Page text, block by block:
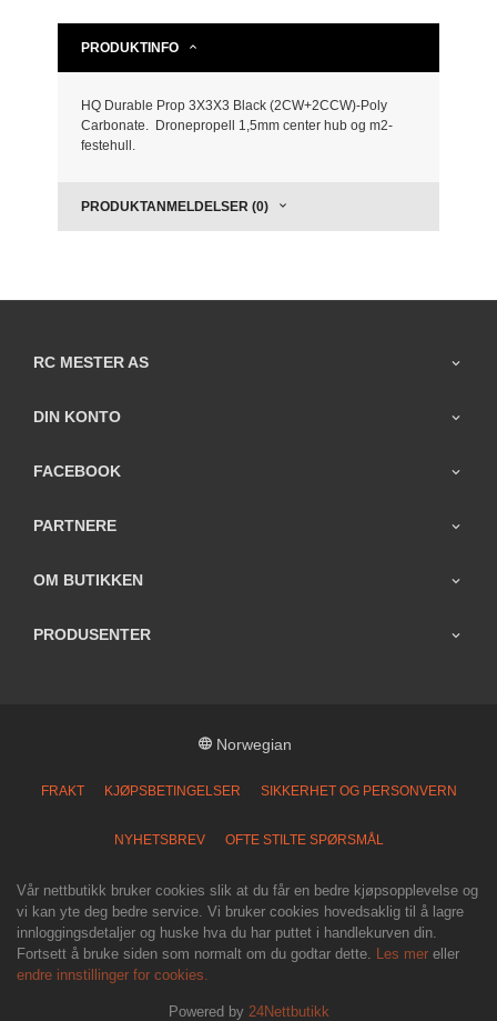
PRODUKTINFO
HQ Durable Prop 3X3X3 Black (2CW+2CCW)-Poly
Carbonate. Dronepropell 1,5mm center hub og m2-
festehull.
PRODUKTANMELDELSER (0)
RC MESTER AS
DIN KONTO
FACEBOOK
PARTNERE
OM BUTIKKEN
PRODUSENTER
Norwegian
FRAKT KJØPSBETINGELSER SIKKERHET OG PERSONVERN
NYHETSBREV OFTE STILTE SPØRSMÅL
Vår nettbutikk bruker cookies slik at du får en bedre kjøpsopplevelse og
vi kan yte deg bedre service. Vi bruker cookies hovedsaklig til å lagre
innloggingsdetaljer og huske hva du har puttet i handlekurven din.
Fortsett å bruke siden som normalt om du godtar dette. Les mer eller
endre innstillinger for cookies.
Powered by 24Nettbutikk